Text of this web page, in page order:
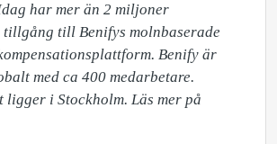
har mer än 2 miljoner
till Benifys molnbaserade
Benify är
med ca 400 medarbetare.
ligger i Stockholm. Läs mer på